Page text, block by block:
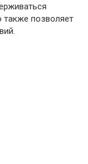
также позволяет